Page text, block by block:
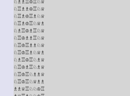
♘♖♗♗♔♖♘♕
♘♖♗♔♖♗♘♕
♘♖♗♔♖♘♕♗
♘♗♖♔♗♖♘♕
♘♖♔♗♗♖♘♕
♘♖♔♖♗♗♘♕
♘♖♔♖♗♘♕♗
♘♗♖♔♖♘♗♕
♘♖♔♗♖♘♗♕
♘♖♔♖♘♗♗♕
♘♖♔♖♘♕♗♗
♗♗♕♖♘♘♔♖